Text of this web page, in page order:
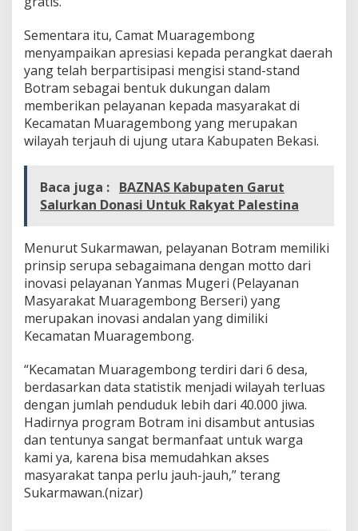
Sementara itu, Camat Muaragembong
menyampaikan apresiasi kepada perangkat daerah
yang telah berpartisipasi mengisi stand-stand
Botram sebagai bentuk dukungan dalam
memberikan pelayanan kepada masyarakat di
Kecamatan Muaragembong yang merupakan
wilayah terjauh di ujung utara Kabupaten Bekasi.
Baca juga : BAZNAS Kabupaten Garut
Salurkan Donasi Untuk Rakyat Palestina
Menurut Sukarmawan, pelayanan Botram memiliki
prinsip serupa sebagaimana dengan motto dari
inovasi pelayanan Yanmas Mugeri (Pelayanan
Masyarakat Muaragembong Berseri) yang
merupakan inovasi andalan yang dimiliki
Kecamatan Muaragembong.
“Kecamatan Muaragembong terdiri dari 6 desa,
berdasarkan data statistik menjadi wilayah terluas
dengan jumlah penduduk lebih dari 40.000 jiwa.
Hadirnya program Botram ini disambut antusias
dan tentunya sangat bermanfaat untuk warga
kami ya, karena bisa memudahkan akses
masyarakat tanpa perlu jauh-jauh,” terang
Sukarmawan.(nizar)